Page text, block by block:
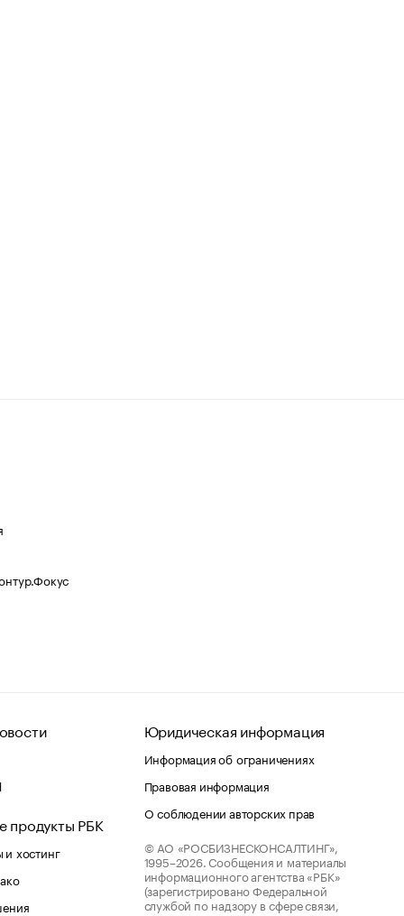
продукты РБК
хостинг
Юридическая информация
Информация об ограничениях
Правовая информация
О соблюдении авторских прав
© АО «РОСБИЗНЕСКОНСАЛТИНГ»,
1995–2026. Сообщения и материалы
информационного агентства «РБК»
(зарегистрировано Федеральной
службой по надзору в сфере связи,